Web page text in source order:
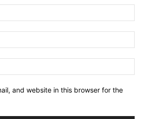
and website in this browser for the